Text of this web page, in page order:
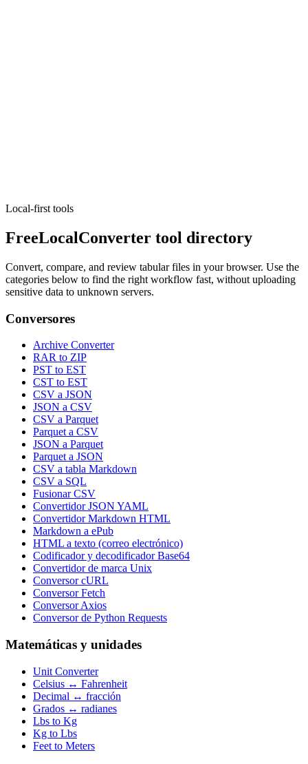
Local-first tools
FreeLocalConverter tool directory
Convert, compare, and review tabular files in your browser. Use the
categories below to find the right workflow fast, without uploading
sensitive data to unknown servers.
Conversores
Archive Converter
RAR to ZIP
PST to EST
CST to EST
CSV a JSON
JSON a CSV
CSV a Parquet
Parquet a CSV
JSON a Parquet
Parquet a JSON
CSV a tabla Markdown
CSV a SQL
Fusionar CSV
Convertidor JSON YAML
Convertidor Markdown HTML
Markdown a ePub
HTML a texto (correo electrónico)
Codificador y decodificador Base64
Convertidor de marca Unix
Conversor cURL
Conversor Fetch
Conversor Axios
Conversor de Python Requests
Matemáticas y unidades
Unit Converter
Celsius ↔ Fahrenheit
Decimal ↔ fracción
Grados ↔ radianes
Lbs to Kg
Kg to Lbs
Feet to Meters